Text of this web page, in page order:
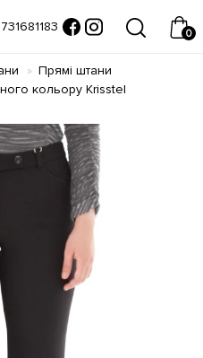
0
Прямі штани
кольору Krisstel